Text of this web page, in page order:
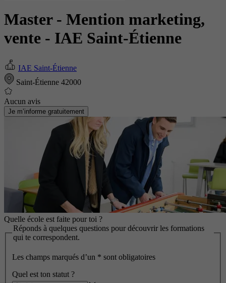
Master - Mention marketing,
vente - IAE Saint-Étienne
IAE Saint-Étienne
Saint-Étienne 42000
Aucun avis
Je m’informe gratuitement
Quelle école est faite pour toi ?
Réponds à quelques questions pour découvrir les formations
qui te correspondent.
Les champs marqués d’un * sont obligatoires
Quel est ton statut ?